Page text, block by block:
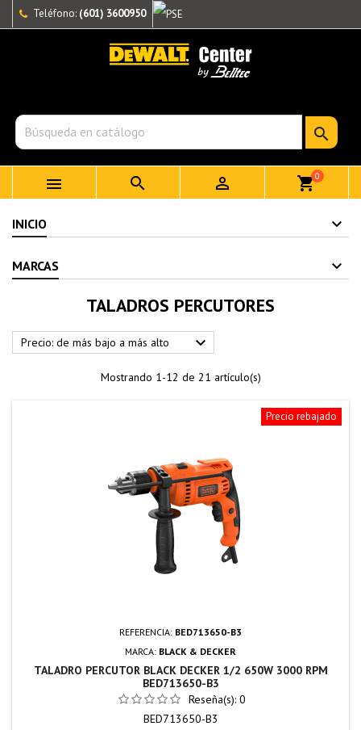
Teléfono: (601) 3600950

   shopping_cart0
INICIO
MARCAS
TALADROS PERCUTORES
Precio: de más bajo a más alto 
Mostrando 1-12 de 21 artículo(s)
Precio rebajado
REFERENCIA: BED713650-B3
MARCA: BLACK & DECKER
TALADRO PERCUTOR BLACK DECKER 1/2 650W 3000 RPM
BED713650-B3
Reseña(s): 0
BED713650-B3